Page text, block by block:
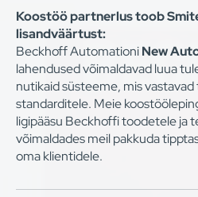
Koostöö partnerlus toob
lisandväärtust:
Beckhoff AutomationiNew
lahendused võimaldavad luua
nutikaid süsteeme, mis
standarditele. Meie
ligipääsu Beckhoffi toodetele ja
võimaldades meil pakkuda
oma klientidele.